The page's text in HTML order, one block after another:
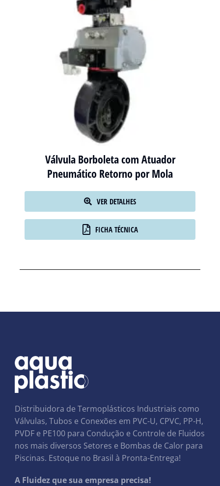
Válvula Borboleta com Atuador
Pneumático Retorno por Mola
VER DETALHES
FICHA TÉCNICA
Distribuidora de Termoplásticos Industriais como
Válvulas, Tubos e Conexões em PVC-U, CPVC, PP-H,
PVDF e PE100 para Condução e Controle de Fluidos
nos mais diversos Setores e Bombas de Calor para
Piscinas. Estoque no Brasil à Pronta-Entrega!
A Fluidez que sua empresa precisa!